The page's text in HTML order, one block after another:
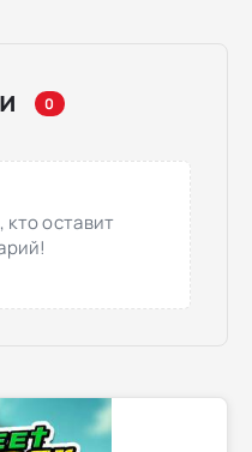
0
оставит